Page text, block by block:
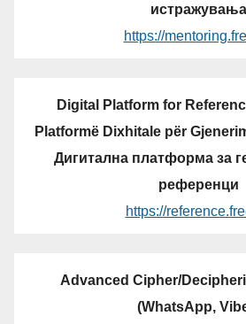
истражувања
https://
Digital Platform for
Platformë Dixhitale për
Дигитална платформа за
референци
https://
Advanced Cipher/
(WhatsApp,